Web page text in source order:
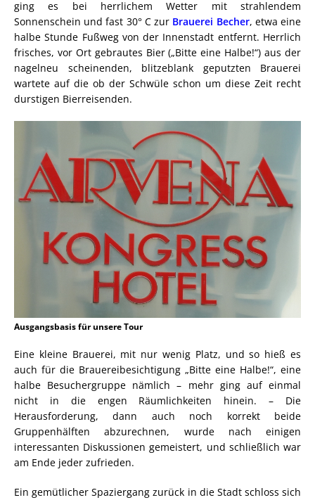
ging es bei herrlichem Wetter mit strahlendem
Sonnenschein und fast 30° C zur Brauerei Becher, etwa eine
halbe Stunde Fußweg von der Innenstadt entfernt. Herrlich
frisches, vor Ort gebrautes Bier („Bitte eine Halbe!“) aus der
nagelneu scheinenden, blitzeblank geputzten Brauerei
wartete auf die ob der Schwüle schon um diese Zeit recht
durstigen Bierreisenden.
Ausgangsbasis für unsere Tour
Eine kleine Brauerei, mit nur wenig Platz, und so hieß es
auch für die Brauereibesichtigung „Bitte eine Halbe!“, eine
halbe Besuchergruppe nämlich – mehr ging auf einmal
nicht in die engen Räumlichkeiten hinein. – Die
Herausforderung, dann auch noch korrekt beide
Gruppenhälften abzurechnen, wurde nach einigen
interessanten Diskussionen gemeistert, und schließlich war
am Ende jeder zufrieden.
Ein gemütlicher Spaziergang zurück in die Stadt schloss sich